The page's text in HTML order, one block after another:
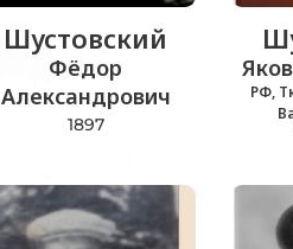
Шустовский
Фёдор
Александрович
1897
РФ,